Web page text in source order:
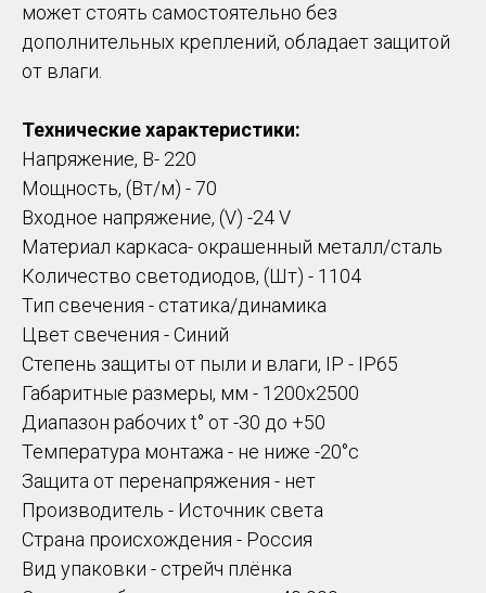
может стоять самостоятельно без
дополнительных креплений, обладает защитой
от влаги.
Технические характеристики:
Напряжение, В- 220
Мощность, (Вт/м) - 70
Входное напряжение, (V) -24 V
Материал каркаса- окрашенный металл/сталь
Количество светодиодов, (Шт) - 1104
Тип свечения - статика/динамика
Цвет свечения - Синий
Степень защиты от пыли и влаги, IP - IP65
Габаритные размеры, мм - 1200х2500
Диапазон рабочих t° от -30 до +50
Температура монтажа - не ниже -20°c
Защита от перенапряжения - нет
Производитель - Источник света
Страна происхождения - Россия
Вид упаковки - стрейч плёнка